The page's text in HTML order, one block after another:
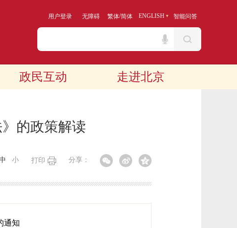
用户登录 无障碍 繁体/简体 ENGLISH 智能问答
政民互动 走进北京
的政策解读
分享：
打印
小
通知